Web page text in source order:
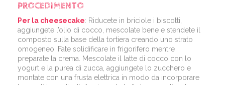
PROCEDIMENTO
Per la cheesecake: Riducete in briciole i biscotti,
aggiungete l’olio di cocco, mescolate bene e stendete il
composto sulla base della tortiera creando uno strato
omogeneo. Fate solidificare in frigorifero mentre
preparate la crema. Mescolate il latte di cocco con lo
yogurt e la purea di zucca, aggiungete lo zucchero e
montate con una frusta elettrica in modo da incorporare